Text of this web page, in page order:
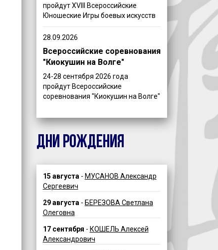
пройдут XVIII Всероссийские
Юношеские Игры боевых искусств
28.09.2026
Всероссийские соревнования
"Киокушин на Волге"
24-28 сентября 2026 года
пройдут Всероссийские
соревнования "Киокушин на Волге"
ДНИ РОЖДЕНИЯ
15 августа - МУСАНОВ Александр
Сергеевич
29 августа - БЕРЕЗОВА Светлана
Олеговна
17 сентября - КОШЕЛЬ Алексей
Александрович